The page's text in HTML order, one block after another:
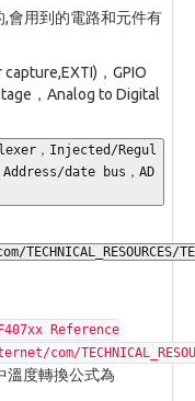
會用到的電路和元件有
，GPIO
，Analog to Digital
date bus，AD
Reference
溫度轉換公式為